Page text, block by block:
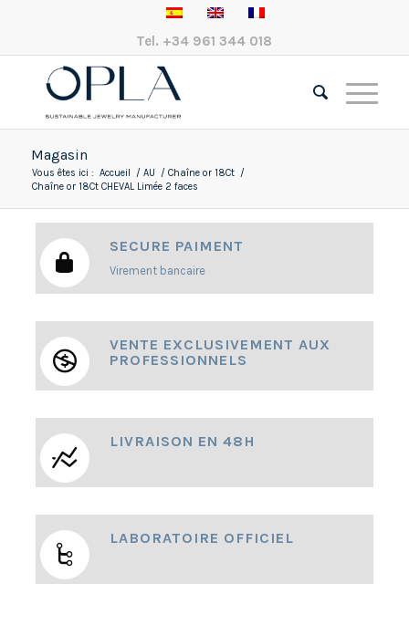
Tel. +34 961 344 018
Magasin
Vous êtes ici : Accueil / AU / Chaîne or 18Ct /
Chaîne or 18Ct CHEVAL Limée 2 faces
SECURE PAIMENT
Virement bancaire
VENTE EXCLUSIVEMENT AUX
PROFESSIONNELS
LIVRAISON EN 48H
LABORATOIRE OFFICIEL